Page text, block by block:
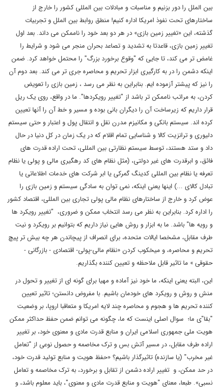
بین الملل را دور بزنیم و مناسبات و مبادلات بین المللی کشور را خارج از
ساختارهای تحت نفوذ امریکا اداره کنیم! منطق روابط بین الملل و تجربیات
گذشته، این «تغییر زمین بازی» در هر دو بعد خود را ناممکن می داند. بعد اول
تغییر زمین بازی، قاعدتا به تشدید و تصاعد بحران منجر می شود و شرایط را
غامض تر می کند، تا جایی که "وقوع برخورد بزرگ" را محتمل خواهد کرد. ضمن
اینکه دشمن را در به کارگیری ابزار تحریم و محاصره جری تر می کند. بعد دوم آن
را نیز که پیشتر آزموده ایم. بنابراین به نظر می رسد ، زمین بازی را تعویض
کردن، به مراتب ناممکن تر باشد از "تغییر رویکردها". ما در واقع، روی یک ریل
قرار داریم که زیرساخت آن را دیگران بانی بوده و مسیر و خط آن را آنها تعیین
کرده اند. سیستم بانکی و مکانیزم مدرن نقل و انتقال پول و اعتبار و حتی سیستم
دلیوری و ترانزیت کالا و شناسایی تمام اقلام که در یک زمان در کل دنیا در حال
داد و ستد هستند، توسط سیستم نظارتی بین المللی، تحت اراده قدرت های
فائق، و ابرقدرت های غیر دولتی، (مثل نظام های کد رهگیری مالی و پولی یا نظام
تعرفه یا نظام بین المللی کدینگ گمرکی یا ابر شرکت های خدمات اطلاعاتی یا
تبادل کالای ...) اینها یعنی اینکه، نمی توان به سادگی سیستم و زمین بازی را
عوض کرد و خارج از ساختارهای نظام مالی پولی تجاری بین المللی، اقتصاد کشور
را اداره کرد. بنابراین به نظر می رسد انتخاب ممکن و ضروری، "تغییر رویکرد ها
و رویه ها" باشد. ما به ابزار و روش هایی نیاز داریم که بتوانیم بر رویکرد و نیت
طرف مقابل، مشخصا ایالات متحده، برای انصراف از پیچاندن هر چه بیش تر پیچ
تحریم و محاصره، و میخکوب کردن «نظام مالی-پولی- اقتصادی - بازرگانی -
حقوقی » ما تاثیر قابل ملاحظه و تعیین کننده بگذاریم.
این، البته یعنی اینکه، ما خود نیز آماده و مهیا برای گونه ای از تغییر و تحول در
منش و روش و رویکرد های خودمان باشیم. با مفروض دانستن؛ تاثیر تعیین
کننده تحریم ها و هجوم و محاصره چند لایه امریکا و متعاقبا اروپا، بر وضعیت
"بقا"ی ما؛ سوال اصلی اینست که ما، چگونه می توانم ضمن حفظ حداکثر ممکن
هویت ملی جمهوری اسلامی ایران و منابع قدرت مادی و معنوی خود، بر تغییر
اراده طرف مقابل، در مسیر آتش بس و ترک مخاصمه و حصول نوعی از "تعامل
غیر مخرب" (یا سازنده) تاثیرگذار باشیم؟ «حفظ هویت و منابع تولید قدرت خود،
در حد ممکن، و تغییر اراده دشمن از تقابل و برخورد، به ترک مخاصمه و تعامل
نسبی». طبعا، معنای "هویت و منابع قدرت مادی و معنوی"، باید معلوم باشد، و